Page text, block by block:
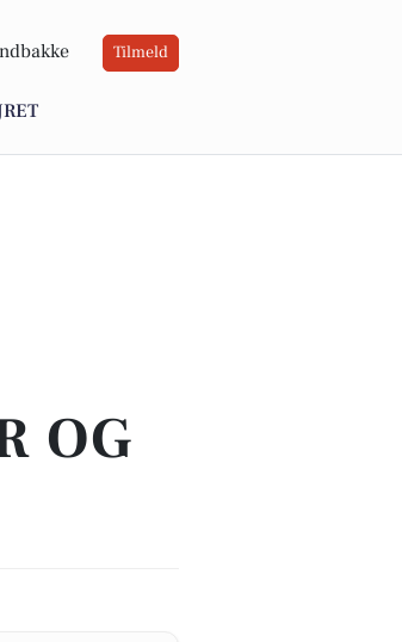
Tilmeld
OG